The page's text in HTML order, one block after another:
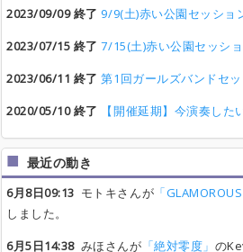
2023/09/09 終了 9/9(土)赤い公園セッショ
2023/07/15 終了 7/15(土)赤い公園セッシ
2023/06/11 終了 第1回ガールズバンドセ
2020/05/10 終了
【開催延期】今演奏し
最近の動き
6月8日09:13 モトキさんが 「
しました。
6月5日14:38みほさんが 「絶対零度」 の